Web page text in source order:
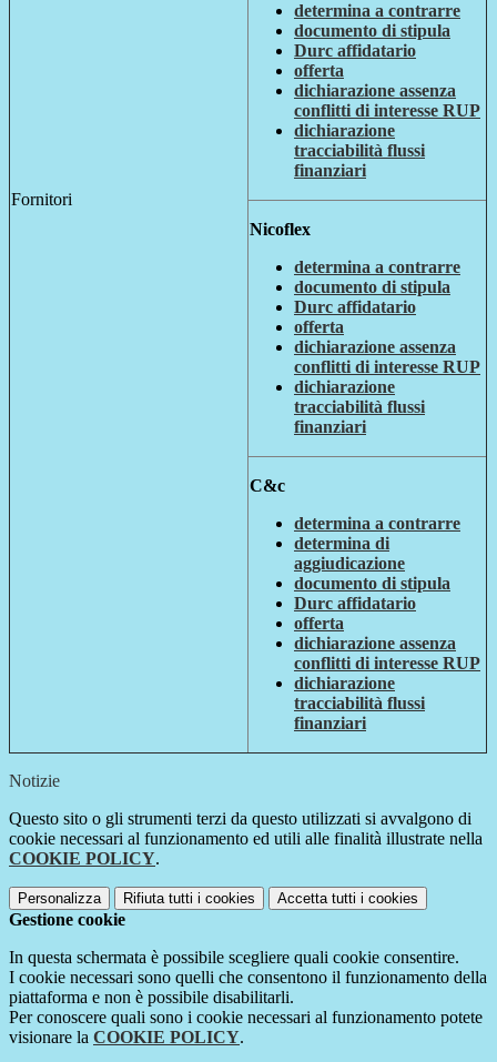
Fornitori
determina a contrarre
documento di stipula
Durc affidatario
offerta
dichiarazione assenza
conflitti di interesse RUP
dichiarazione
tracciabilità flussi
finanziari
Nicoflex
determina a contrarre
documento di stipula
Durc affidatario
offerta
dichiarazione assenza
conflitti di interesse RUP
dichiarazione
tracciabilità flussi
finanziari
C&c
determina a contrarre
determina di
aggiudicazione
documento di stipula
Durc affidatario
offerta
dichiarazione assenza
conflitti di interesse RUP
dichiarazione
tracciabilità flussi
finanziari
Notizie
Questo sito o gli strumenti terzi da questo utilizzati si avvalgono di
cookie necessari al funzionamento ed utili alle finalità illustrate nella
COOKIE POLICY.
Personalizza Rifiuta tutti i cookies Accetta tutti i cookies
Gestione cookie
In questa schermata è possibile scegliere quali cookie consentire.
I cookie necessari sono quelli che consentono il funzionamento della
piattaforma e non è possibile disabilitarli.
Per conoscere quali sono i cookie necessari al funzionamento potete
visionare la COOKIE POLICY.